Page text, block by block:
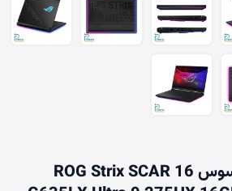
لپ تاپ گیمینگ ایسوس ROG Strix SCAR 16